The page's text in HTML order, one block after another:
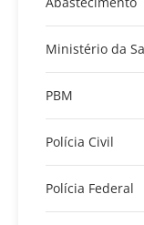
Ministério da
PBM
Polícia Civil
Polícia Federal